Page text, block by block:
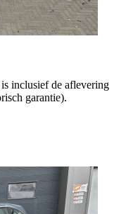
inclusief de aflevering
garantie).